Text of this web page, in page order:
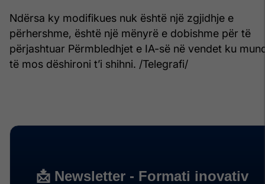
Ndërsa ky modifikues nuk është një zgjidhje e
përhershme, është një mënyrë e dobishme për të
përjashtuar Përmbledhjet e IA-së në vendet ku
të mos dëshironi t’i shihni. /Telegrafi/